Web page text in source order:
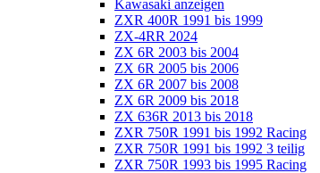
Kawasaki anzeigen
ZXR 400R 1991 bis 1999
ZX-4RR 2024
ZX 6R 2003 bis 2004
ZX 6R 2005 bis 2006
ZX 6R 2007 bis 2008
ZX 6R 2009 bis 2018
ZX 636R 2013 bis 2018
ZXR 750R 1991 bis 1992 Racing
ZXR 750R 1991 bis 1992 3 teilig
ZXR 750R 1993 bis 1995 Racing